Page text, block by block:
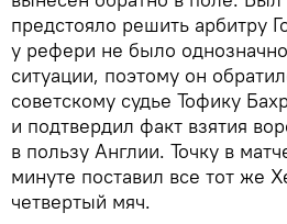
предстояло решить арбитру
у рефери не было
ситуации, поэтому он
советскому судье Тофику
и подтвердил факт взятия
в пользу Англии. Точку в
минуте поставил все тот же
четвертый мяч.